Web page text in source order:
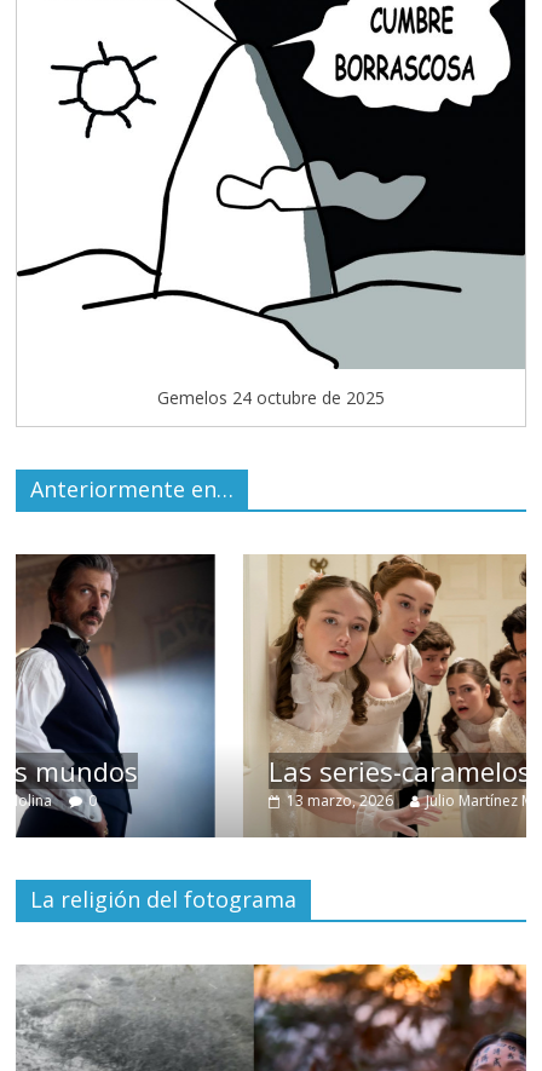
Gemelos 24 octubre de 2025
Anteriormente en…
Las series-caramelos de Shondaland
13 marzo, 2026 Julio Martínez Molina 0
La religión del fotograma